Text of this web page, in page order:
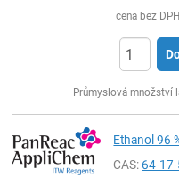
cena bez DPH
Průmyslová množství
Ethanol 96
CAS:64-